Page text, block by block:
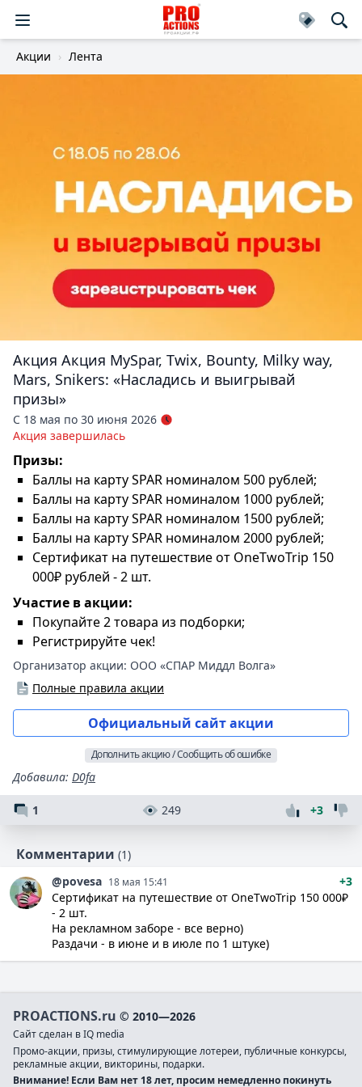
Акции Лента
Акция Акция MySpar, Twix, Bounty, Milky way,
Mars, Snikers: «Насладись и выигрывай
призы»
С 18 мая по 30 июня 2026
Акция завершилась
Призы:
Баллы на карту SPAR номиналом 500 рублей;
Баллы на карту SPAR номиналом 1000 рублей;
Баллы на карту SPAR номиналом 1500 рублей;
Баллы на карту SPAR номиналом 2000 рублей;
Сертификат на путешествие от OneTwoTrip 150
000₽ рублей - 2 шт.
Участие в акции:
Покупайте 2 товара из подборки;
Регистрируйте чек!
Организатор акции: ООО «СПАР Миддл Волга»
Полные правила акции
Официальный сайт акции
Дополнить акцию / Сообщить об ошибке
Добавила: D0fa
1 249 +3
Комментарии (1)
@povesa 18 мая 15:41
+3
Сертификат на путешествие от OneTwoTrip 150 000₽
- 2 шт.
На рекламном заборе - все верно)
Раздачи - в июне и в июле по 1 штуке)
PROACTIONS.ru © 2010—2026
Сайт сделан в IQ media
Промо-акции, призы, стимулирующие лотереи, публичные конкурсы,
рекламные акции, викторины, подарки.
Внимание! Если Вам нет 18 лет, просим немедленно покинуть